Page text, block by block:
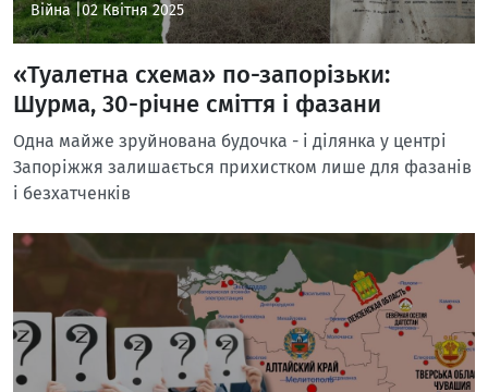
Війна |02 Квітня 2025
«Туалетна схема» по-запорізьки:
Шурма, 30-річне сміття і фазани
Одна майже зруйнована будочка - і ділянка у центрі
Запоріжжя залишається прихистком лише для фазанів
і безхатченків